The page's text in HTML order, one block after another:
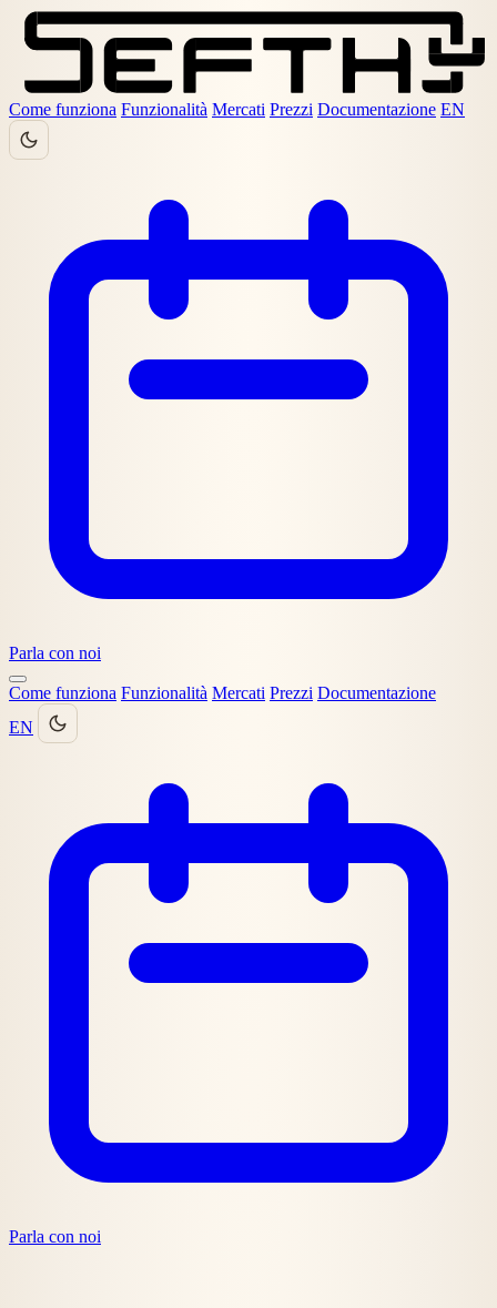
Come funziona Funzionalità Mercati Prezzi Documentazione EN
Parla con noi
Come funziona Funzionalità Mercati Prezzi Documentazione
EN
Parla con noi